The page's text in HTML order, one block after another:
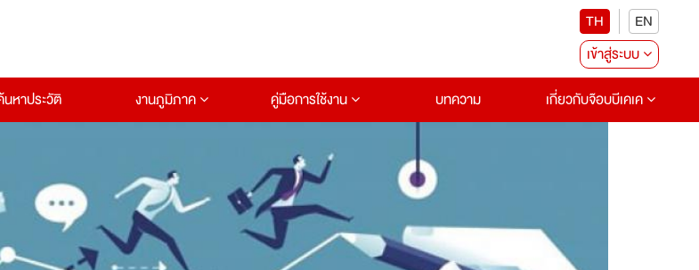
TH
EN
เข้าสู่ระบบ
หาประวัติ งานภูมิภาค คู่มือการใช้งาน บทความ เกี่ยวกับจ๊อบบีเคเค